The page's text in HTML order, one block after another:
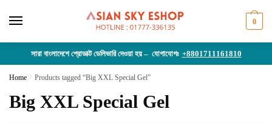
0
সারা বাংলাদেশে প্রোডাক্ট ডেলিভারি দেওয়া হয় – যোগাযোগঃ +8801711161810
Home / Products tagged “Big XXL Special Gel”
Big XXL Special Gel